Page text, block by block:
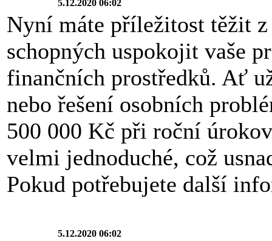
5.12.2020 06:02
Nyní máte příležitost těžit
schopných uspokojit vaše
finančních prostředků. Ať
nebo řešení osobních
500 000 Kč při roční
velmi jednoduché, což
Pokud potřebujete další
5.12.2020 06:02